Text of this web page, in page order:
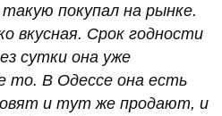
покупал на рынке.
вкусная. Срок годности
сутки она уже
то. В Одессе она есть
и тут же продают, и